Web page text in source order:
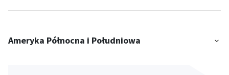
Ameryka Północna i Południowa